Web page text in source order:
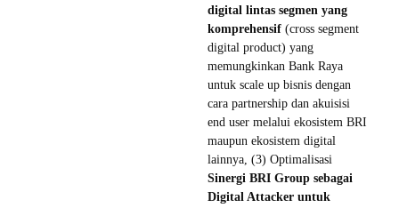
digital lintas segmen yang
komprehensif (cross segment
digital product) yang
memungkinkan Bank Raya
untuk scale up bisnis dengan
cara partnership dan akuisisi
end user melalui ekosistem BRI
maupun ekosistem digital
lainnya, (3) Optimalisasi
Sinergi BRI Group sebagai
Digital Attacker untuk